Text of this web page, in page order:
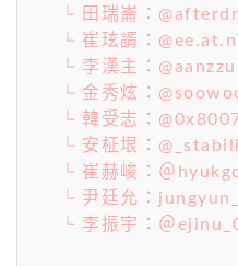
└ 田瑞崙：
└ 崔玹諝：
└ 李漢主：@aanzzu
└ 金秀炫：
└ 韓受志：
└ 安柾垠：
└ 崔赫峻：＠
└ 尹廷允：
└ 李振宇：＠